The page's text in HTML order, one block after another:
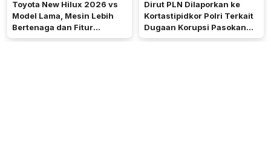
Toyota New Hilux 2026 vs
Model Lama, Mesin Lebih
Bertenaga dan Fitur
Semakin Lengkap
Dirut PLN Dilaporkan ke
Kortastipidkor Polri Terkait
Dugaan Korupsi Pasokan
Batu Bara PLTU